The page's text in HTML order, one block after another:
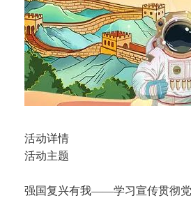
活动详情
活动主题
强国复兴有我——学习宣传贯彻